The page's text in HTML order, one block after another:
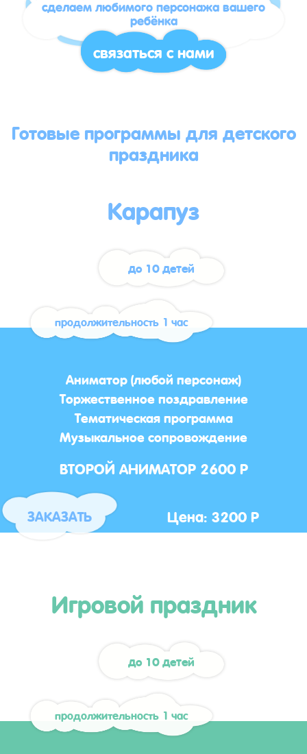
сделаем любимого персонажа вашего
ребёнка
связаться с нами
Готовые программы для детского
праздника
Карапуз
до 10 детей
продолжительность 1 час
Аниматор (любой персонаж)
Торжественное поздравление
Тематическая программа
Музыкальное сопровождение
ВТОРОЙ АНИМАТОР 2600 Р
ЗАКАЗАТЬ Цена: 3200 Р
Игровой праздник
до 10 детей
продолжительность 1 час